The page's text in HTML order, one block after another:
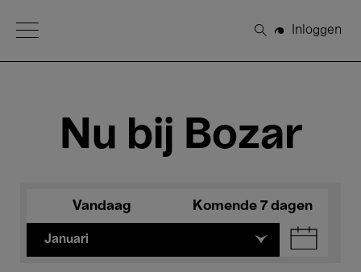
Open Menu
Zoeken
Inloggen
Nu bij Bozar
Vandaag Komende 7 dagen
Januari